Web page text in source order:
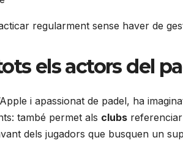
regularment sense haver de
els actors del
i apassionat de padel, ha
també permet als clubs
dels jugadors que busquen un